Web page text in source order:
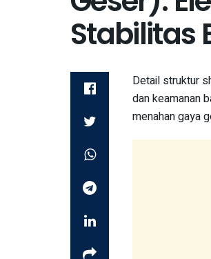
Stabilitas
Detail struktur
dan keamanan
menahan gaya